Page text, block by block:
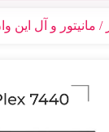
مانیتور و آل این